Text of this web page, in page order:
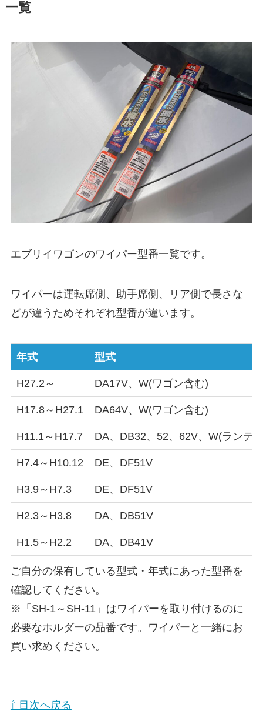
一覧
エブリイワゴンのワイパー型番一覧です。
ワイパーは運転席側、助手席側、リア側で長さな
どが違うためそれぞれ型番が違います。
年式 型式
H27.2～ DA17V、W(ワゴン含む)
H17.8～H27.1 DA64V、W(ワゴン含む)
H11.1～H17.7 DA、DB32、52、62V、W(ランデ
H7.4～H10.12 DE、DF51V
H3.9～H7.3 DE、DF51V
H2.3～H3.8 DA、DB51V
H1.5～H2.2 DA、DB41V
ご自分の保有している型式・年式にあった型番を
確認してください。
※「SH-1～SH-11」はワイパーを取り付けるのに
必要なホルダーの品番です。ワイパーと一緒にお
買い求めください。
⇧ 目次へ戻る